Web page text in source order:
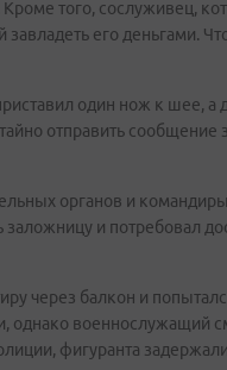
того, сослуживец,
его деньгами.
один нож к шее, а
отправить
органов и
и потребовал
через балкон и
однако военнослужащий
фигуранта